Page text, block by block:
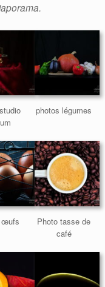
photos légumes
œufs
Photo tasse de
café